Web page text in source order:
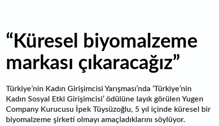
“Küresel biyomalzeme
markası çıkaracağız”
Türkiye’nin Kadın Girişimcisi Yarışması’nda ‘Türkiye’nin
Kadın Sosyal Etki Girişimcisi’ ödülüne layık görülen Yugen
Company Kurucusu İpek Tüysüzoğlu, 5 yıl içinde küresel bir
biyomalzeme şirketi olmayı amaçladıklarını söylüyor.